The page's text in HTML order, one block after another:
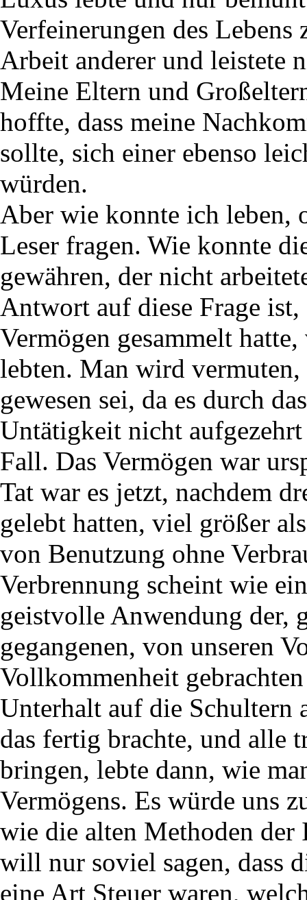
Verfeinerungen des
Arbeit anderer und leistete
Meine Eltern und
hoffte, dass meine
sollte, sich einer ebenso
würden.
Aber wie konnte ich leben,
Leser fragen. Wie konnte
gewähren, der nicht
Antwort auf diese Frage
Vermögen gesammelt
lebten. Man wird vermuten,
gewesen sei, da es durch
Untätigkeit nicht
Fall. Das Vermögen war
Tat war es jetzt, nachdem
gelebt hatten, viel größer
von Benutzung ohne
Verbrennung scheint wie
geistvolle Anwendung der,
gegangenen, von unseren
Vollkommenheit
Unterhalt auf die Schultern
das fertig brachte, und alle
bringen, lebte dann, wie
Vermögens. Es würde uns
wie die alten Methoden
will nur soviel sagen, dass
eine Art Steuer waren,